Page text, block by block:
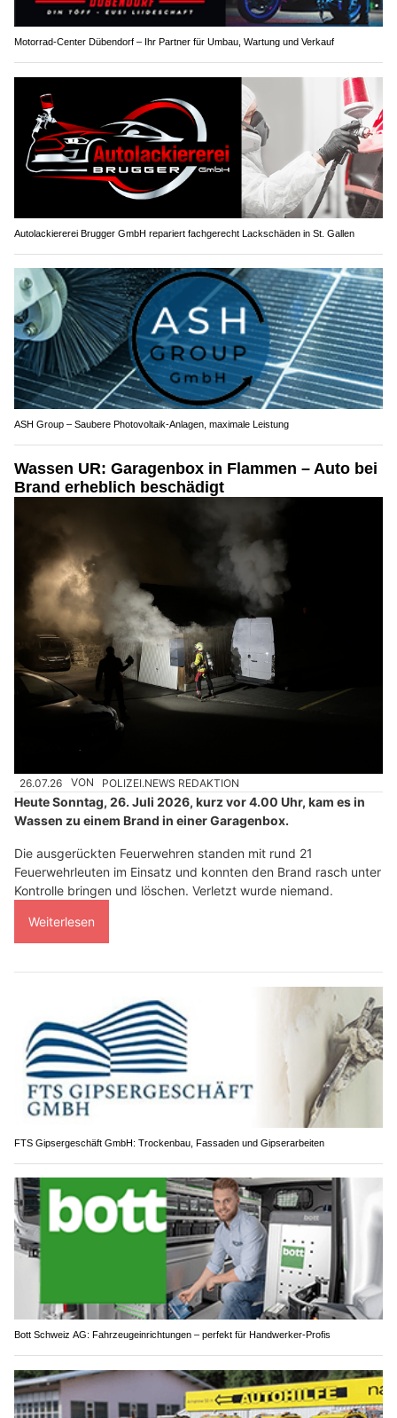
Motorrad-Center Dübendorf – Ihr Partner für Umbau, Wartung und Verkauf
Autolackiererei Brugger GmbH repariert fachgerecht Lackschäden in St. Gallen
ASH Group – Saubere Photovoltaik-Anlagen, maximale Leistung
Wassen UR: Garagenbox in Flammen – Auto bei
Brand erheblich beschädigt
26.07.26 VON POLIZEI.NEWS REDAKTION
Heute Sonntag, 26. Juli 2026, kurz vor 4.00 Uhr, kam es in
Wassen zu einem Brand in einer Garagenbox.
Die ausgerückten Feuerwehren standen mit rund 21
Feuerwehrleuten im Einsatz und konnten den Brand rasch unter
Kontrolle bringen und löschen. Verletzt wurde niemand.
Weiterlesen
FTS Gipsergeschäft GmbH: Trockenbau, Fassaden und Gipserarbeiten
Bott Schweiz AG: Fahrzeugeinrichtungen – perfekt für Handwerker-Profis